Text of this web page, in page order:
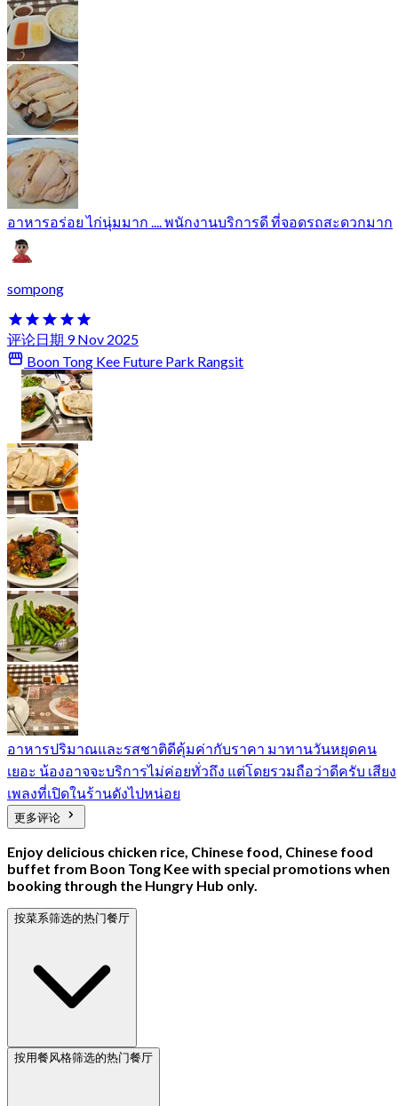
อาหารอร่อย ไก่นุ่มมาก .... พนักงานบริการดี ที่จอดรถสะดวกมาก
sompong
评论日期 9 Nov 2025
Boon Tong Kee Future Park Rangsit
อาหารปริมาณและรสชาติดีคุ้มค่ากับราคา มาทานวันหยุดคน
เยอะ น้องอาจจะบริการไม่ค่อยทั่วถึง แต่โดยรวมถือว่าดีครับ เสียง
เพลงที่เปิดในร้านดังไปหน่อย
更多评论
Enjoy delicious chicken rice, Chinese food, Chinese food
buffet from Boon Tong Kee with special promotions when
booking through the Hungry Hub only.
按菜系筛选的热门餐厅
按用餐风格筛选的热门餐厅